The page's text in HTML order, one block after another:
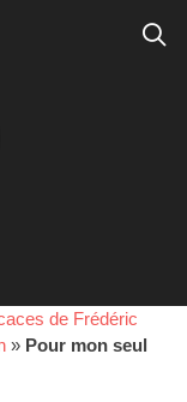
de Frédéric
» Pour mon seul